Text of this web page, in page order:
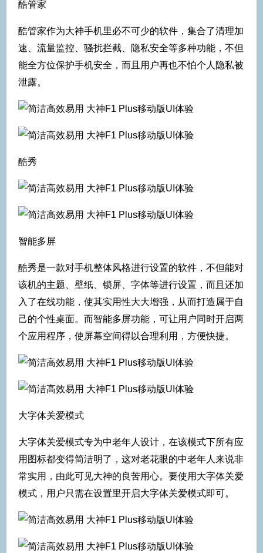
酷管家
酷管家作为大神手机里必不可少的软件，集合了清理加
速、流量监控、骚扰拦截、隐私安全等多种功能，不但
能全方位保护手机安全，而且用户再也不怕个人隐私被
泄露。
酷秀
智能多屏
酷秀是一款对手机整体风格进行设置的软件，不但能对
该机的主题、壁纸、锁屏、字体等进行设置，而且还加
入了在线功能，使其实用性大大增强，从而打造属于自
己的个性桌面。而智能多屏功能，可让用户同时开启两
个应用程序，使屏幕空间得以合理利用，方便快捷。
大字体关爱模式
大字体关爱模式专为中老年人设计，在该模式下所有应
用图标都变得简洁明了，这对老花眼的中老年人来说非
常实用，由此可见大神的良苦用心。要使用大字体关爱
模式，用户只需在设置里开启大字体关爱模式即可。